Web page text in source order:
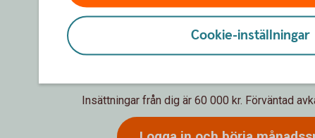
Förväntat sparbelopp
86
Insättningar från dig är 60 000 kr. Förväntad
Cookie-inställningar